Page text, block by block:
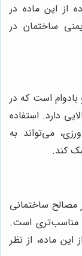
از این ماده در
ساختمان در
است که در
دارد. استفاده
می‌تواند به
کند.
مصالح ساختمانی
مناسب‌تری است.
ماده، از نظر